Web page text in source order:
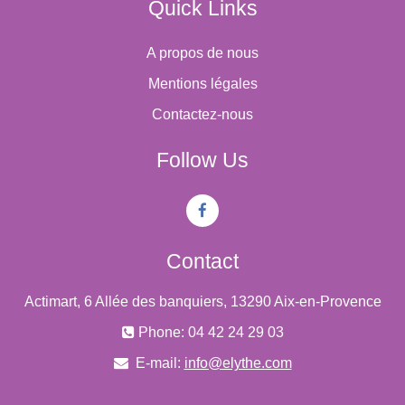
Quick Links
A propos de nous
Mentions légales
Contactez-nous
Follow Us
Contact
Actimart, 6 Allée des banquiers, 13290 Aix-en-Provence
Phone: 04 42 24 29 03
E-mail: info@elythe.com